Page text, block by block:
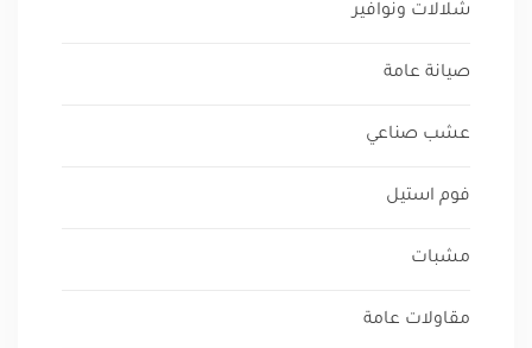
شلالات ونوافير
صيانة عامة
عشب صناعي
فوم استيل
مشبات
مقاولات عامة